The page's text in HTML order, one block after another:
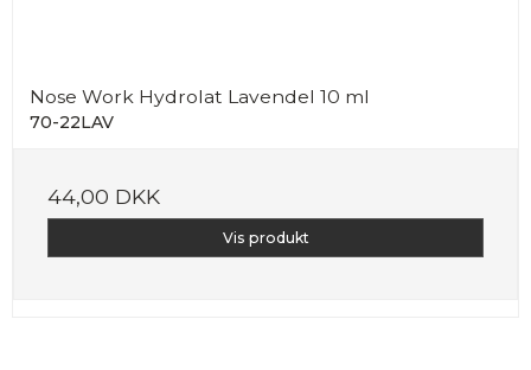
Nose Work Hydrolat Lavendel 10 ml
70-22LAV
44,00 DKK
Vis produkt